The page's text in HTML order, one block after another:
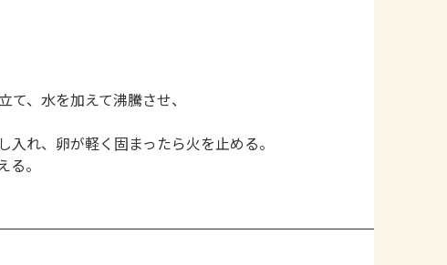
て、水を加えて沸騰させ、
れ、卵が軽く固まったら火を止める。
。